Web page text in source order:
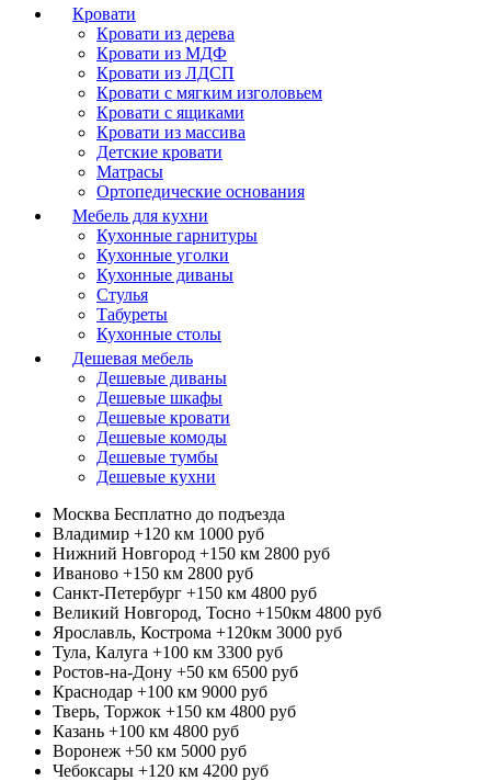
Кровати
Кровати из дерева
Кровати из МДФ
Кровати из ЛДСП
Кровати с мягким изголовьем
Кровати с ящиками
Кровати из массива
Детские кровати
Матрасы
Ортопедические основания
Мебель для кухни
Кухонные гарнитуры
Кухонные уголки
Кухонные диваны
Стулья
Табуреты
Кухонные столы
Дешевая мебель
Дешевые диваны
Дешевые шкафы
Дешевые кровати
Дешевые комоды
Дешевые тумбы
Дешевые кухни
Москва Бесплатно до подъезда
Владимир +120 км 1000 руб
Нижний Новгород +150 км 2800 руб
Иваново +150 км 2800 руб
Санкт-Петербург +150 км 4800 руб
Великий Новгород, Тосно +150км 4800 руб
Ярославль, Кострома +120км 3000 руб
Тула, Калуга +100 км 3300 руб
Ростов-на-Дону +50 км 6500 руб
Краснодар +100 км 9000 руб
Тверь, Торжок +150 км 4800 руб
Казань +100 км 4800 руб
Воронеж +50 км 5000 руб
Чебоксары +120 км 4200 руб